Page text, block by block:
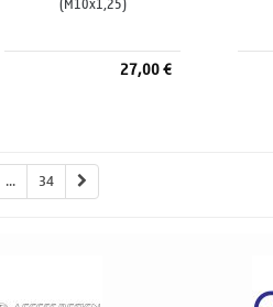
27,00 €
... 34